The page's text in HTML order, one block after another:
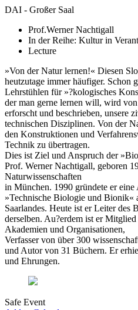
DAI - Großer Saal
Prof.Werner Nachtigall
In der Reihe: Kultur in
Lecture
»Von der Natur lernen!« Diesen
heutzutage immer häufiger. Schon
Lehrstühlen für »?kologisches
der man gerne lernen will, wird
erforscht und beschrieben, unsere
technischen Disziplinen. Von der
den Konstruktionen und
Technik zu übertragen.
Dies ist Ziel und Anspruch der
Prof. Werner Nachtigall, geboren
Naturwissenschaften
in München. 1990 gründete er
»Technische Biologie und Bionik«
Saarlandes. Heute ist er Leiter des
derselben. Au?erdem ist er
Akademien und Organisationen,
Verfasser von über 300
und Autor von 31 Büchern. Er
und Ehrungen.
Safe Event